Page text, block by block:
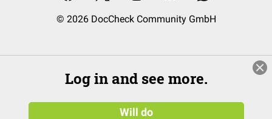
© 2026 DocCheck Community GmbH
Log in and see more.
Will do